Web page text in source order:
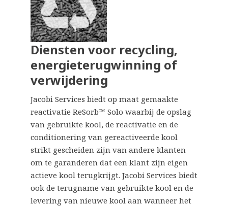
Diensten voor recycling,
energieterugwinning of
verwijdering
Jacobi Services biedt op maat gemaakte
reactivatie ReSorb™ Solo waarbij de opslag
van gebruikte kool, de reactivatie en de
conditionering van gereactiveerde kool
strikt gescheiden zijn van andere klanten
om te garanderen dat een klant zijn eigen
actieve kool terugkrijgt. Jacobi Services biedt
ook de terugname van gebruikte kool en de
levering van nieuwe kool aan wanneer het